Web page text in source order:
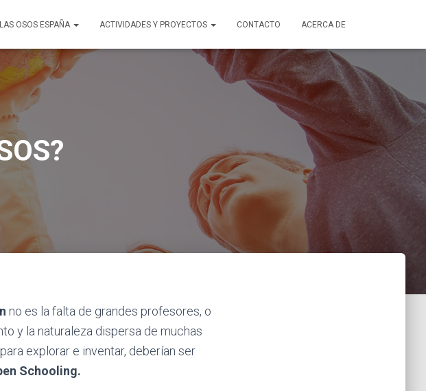
OSOS ESPAÑA ACTIVIDADES Y PROYECTOS CONTACTO ACERCA DE
no es la falta de grandes profesores, o
y la naturaleza dispersa de muchas
explorar e inventar, deberían ser
Schooling.